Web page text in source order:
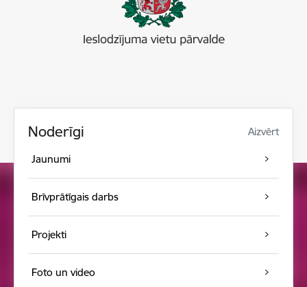
Noderīgi Aizvērt
Jaunumi
Brīvprātīgais darbs
Projekti
Foto un video